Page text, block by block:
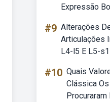
Expressão
#9 Alterações
Articulações
L4-l5 E L5-s1
#10 Quais
Clássica
Procuraram